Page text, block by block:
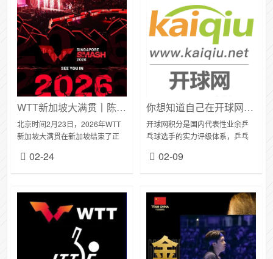
WTT新加坡大满贯丨陈俊菘惜败张本智和，陈垣宇力克达科，女单孙颖莎王艺迪等均晋级！
北京时间2月23日，2026年WTT
新加坡大满贯在新加坡结束了正
上演多场焦点战。头号种子孙颖
莎迎来马年个人首秀，对阵泰国
02-24
你想知道自己在开球网什么分数段吗？找到自己所处技术水平阶段
开球网积分是国内代表性业余乒
乓球选手的实力评级体系，乒乓
积分的对应关系可以梳理为以下
内容（图片有表格化整理）。入
02-09